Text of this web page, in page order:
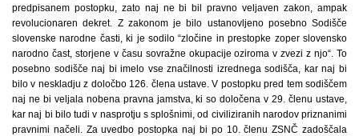
predpisanem postopku, zato naj ne bi bil pravno veljaven zakon, ampak
revolucionaren dekret. Z zakonom je bilo ustanovljeno posebno Sodišče
slovenske narodne časti, ki je sodilo “zločine in prestopke zoper slovensko
narodno čast, storjene v času sovražne okupacije oziroma v zvezi z njo“. To
posebno sodišče naj bi imelo vse značilnosti izrednega sodišča, kar naj bi
bilo v neskladju z določbo 126. člena ustave. V postopku pred tem sodiščem
naj ne bi veljala nobena pravna jamstva, ki so določena v 29. členu ustave,
kar naj bi bilo tudi v nasprotju s splošnimi, od civiliziranih narodov priznanimi
pravnimi načeli. Za uvedbo postopka naj bi po 10. členu ZSNČ zadoščala